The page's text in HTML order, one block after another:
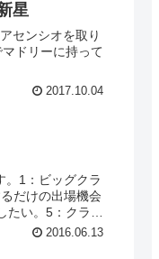
星
センシオを取り
ドリーに持って
2017.10.04
。1：ビッグクラ
だけの出場機会
い。5：クラブ
ダニ・アルベス
2016.06.13